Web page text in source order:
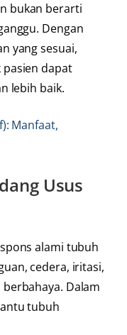
bukan berarti
Dengan
yang sesuai,
dapat
lebih baik.
Manfaat,
Usus
alami tubuh
cedera, iritasi,
Dalam
tubuh